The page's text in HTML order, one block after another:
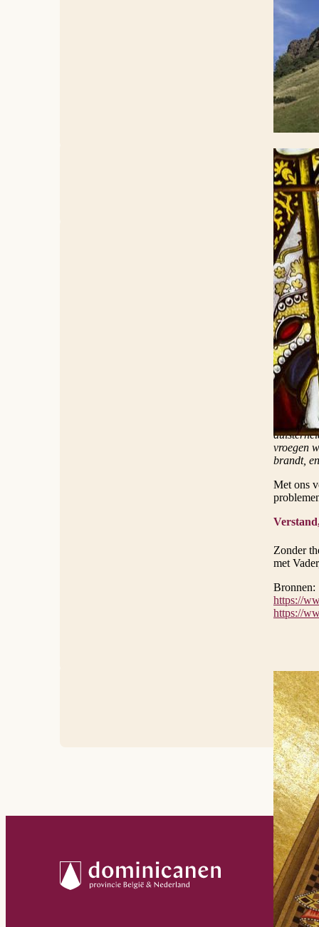
Maar
en wijn
Heeft
Wij zijn
zolang
het licht
© Lawrence
Vandaag
berg
deze steen
heel uw
opstaat.
Hierbij
heeft het
‘maar’
zware
eten naar
Jezus
vroegen
brandt,
Met ons
Zonder
met
Bronnen:
https://
https://
Trinity